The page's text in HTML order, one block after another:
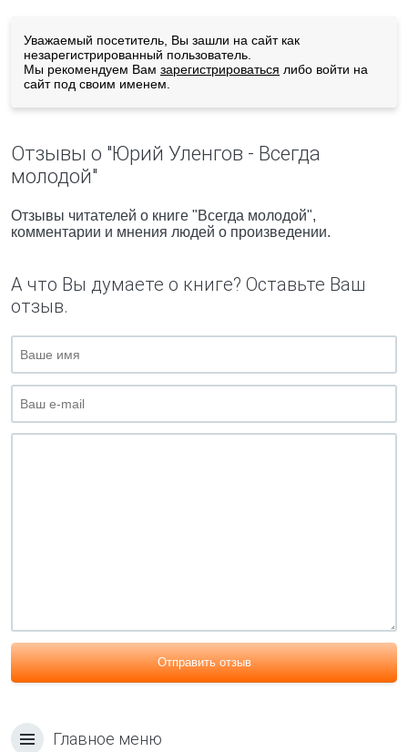
Уважаемый посетитель, Вы зашли на сайт как
незарегистрированный пользователь.
Мы рекомендуем Вам зарегистрироваться либо войти на
сайт под своим именем.
Отзывы о "Юрий Уленгов - Всегда
молодой"
Отзывы читателей о книге "Всегда молодой",
комментарии и мнения людей о произведении.
А что Вы думаете о книге? Оставьте Ваш
отзыв.
Отправить отзыв
Главное меню